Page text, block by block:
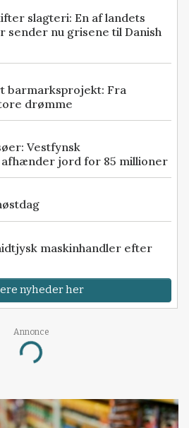
slagteri: En af landets
sender nu grisene til Danish
barmarksprojekt: Fra
drømme
Vestfynsk
jord for 85 millioner
maskinhandler efter
nyheder her
Annonce
Loading...